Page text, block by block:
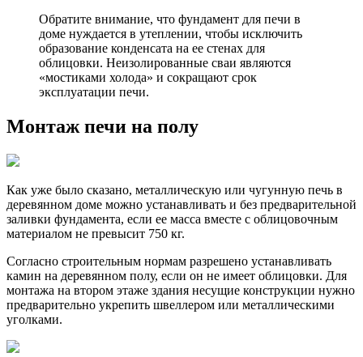
Обратите внимание, что фундамент для печи в
доме нуждается в утеплении, чтобы исключить
образование конденсата на ее стенах для
облицовки. Неизолированные сваи являются
«мостиками холода» и сокращают срок
эксплуатации печи.
Монтаж печи на полу
Как уже было сказано, металлическую или чугунную печь в
деревянном доме можно устанавливать и без предварительной
заливки фундамента, если ее масса вместе с облицовочным
материалом не превысит 750 кг.
Согласно строительным нормам разрешено устанавливать
камин на деревянном полу, если он не имеет облицовки. Для
монтажа на втором этаже здания несущие конструкции нужно
предварительно укрепить швеллером или металлическими
уголками.